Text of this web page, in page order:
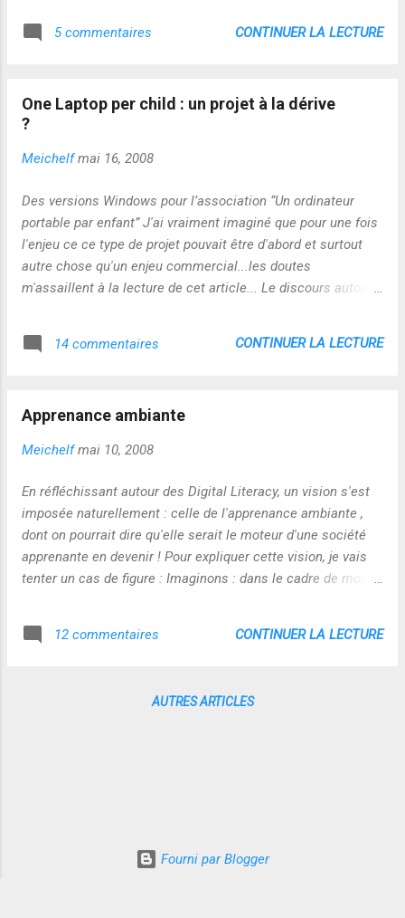
5 commentaires CONTINUER LA LECTURE
One Laptop per child : un projet à la dérive
?
Meichelf mai 16, 2008
Des versions Windows pour l’association “Un ordinateur
portable par enfant” J'ai vraiment imaginé que pour une fois
l'enjeu ce ce type de projet pouvait être d'abord et surtout
autre chose qu'un enjeu commercial...les doutes
m'assaillent à la lecture de cet article... Le discours autour
Cela dit, les enfants ont des talents surprenants pour
accompagner est engagée !
14 commentaires CONTINUER LA LECTURE
Apprenance ambiante
Meichelf mai 10, 2008
En réfléchissant autour des Digital Literacy, un vision s'est
imposée naturellement : celle de l'apprenance ambiante ,
dont on pourrait dire qu'elle serait le moteur d'une société
apprenante en devenir ! Pour expliquer cette vision, je vais
tenter un cas de figure : Imaginons : dans le cadre de mon
web...A l'instant t, mon patron vient me demander de publier
une vidéo sur le blog de l'entreprise ! je n'ai jamais réalisé ce
navigateur identifie ma requête comme un besoin
12 commentaires CONTINUER LA LECTURE
AUTRES ARTICLES
Fourni par Blogger